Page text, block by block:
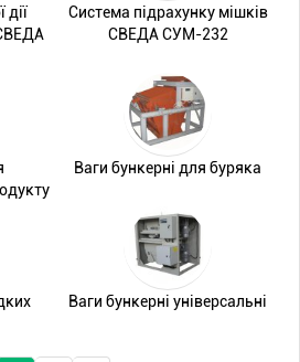
дії
Система підрахунку мішків
СВЕДА СУМ-232
Ваги бункерні для буряка
Ваги бункерні універсальні